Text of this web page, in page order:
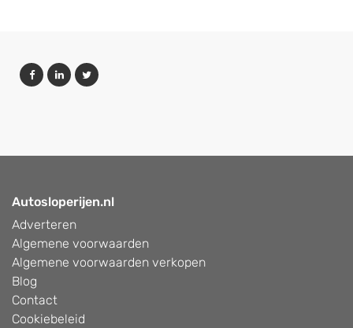
Autosloperijen.nl
Adverteren
Algemene voorwaarden
Algemene voorwaarden verkopen
Blog
Contact
Cookiebeleid